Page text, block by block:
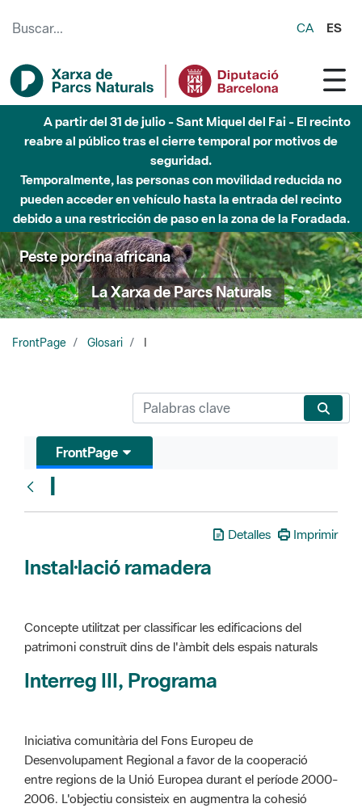
CA ES
A partir del 31 de julio - Sant Miquel del Fai - El recinto
reabre al público tras el cierre temporal por motivos de
seguridad.
Temporalmente, las personas con movilidad reducida no
pueden acceder en vehículo hasta la entrada del recinto
debido a una restricción de paso en la zona de la Foradada.
Peste porcina africana
La Xarxa de Parcs Naturals
FrontPage Glosari
FrontPage
I
Detalles Imprimir
Instal·lació ramadera
Concepte utilitzat per classificar les edificacions del
patrimoni construït dins de l'àmbit dels espais naturals
Interreg III, Programa
Iniciativa comunitària del Fons Europeu de
Desenvolupament Regional a favor de la cooperació
entre regions de la Unió Europea durant el període 2000-
2006. L'objectiu consisteix en augmentra la cohesió